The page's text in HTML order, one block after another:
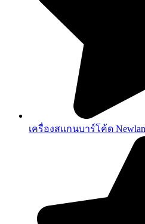
เครื่องสแกนบาร์โค้ด